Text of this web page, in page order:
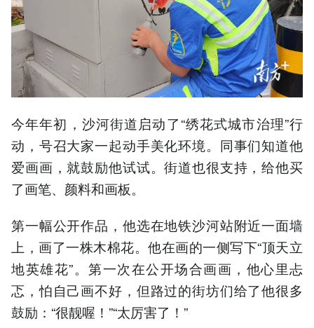
今年年初，沙河街道启动了“绣花式城市治理”行
动，号召大家一起动手美化环境。同事们知道他
爱画画，就鼓励他试试。街道也很支持，给他买
了画笔、颜料和画板。
第一幅公开作品，他选在地铁沙河站附近一面墙
上，画了一株木棉花。他在画的一侧写下“顶天立
地英雄花”。第一次在公开场合画画，他心里忐
忑，怕自己画不好，但路过的街坊们给了他很多
鼓励：“很靓喔！”“太厉害了！”